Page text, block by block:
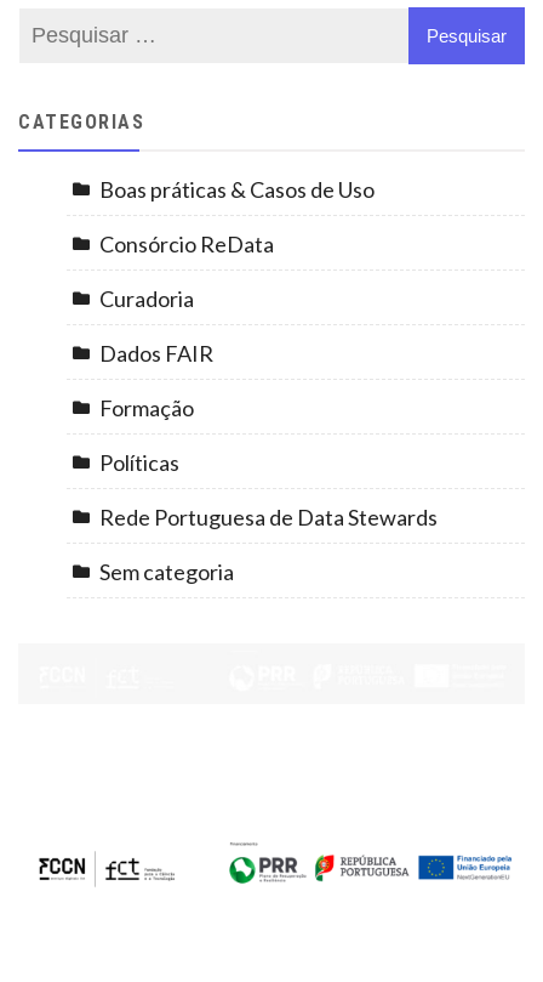
CATEGORIAS
Boas práticas & Casos de Uso
Consórcio ReData
Curadoria
Dados FAIR
Formação
Políticas
Rede Portuguesa de Data Stewards
Sem categoria